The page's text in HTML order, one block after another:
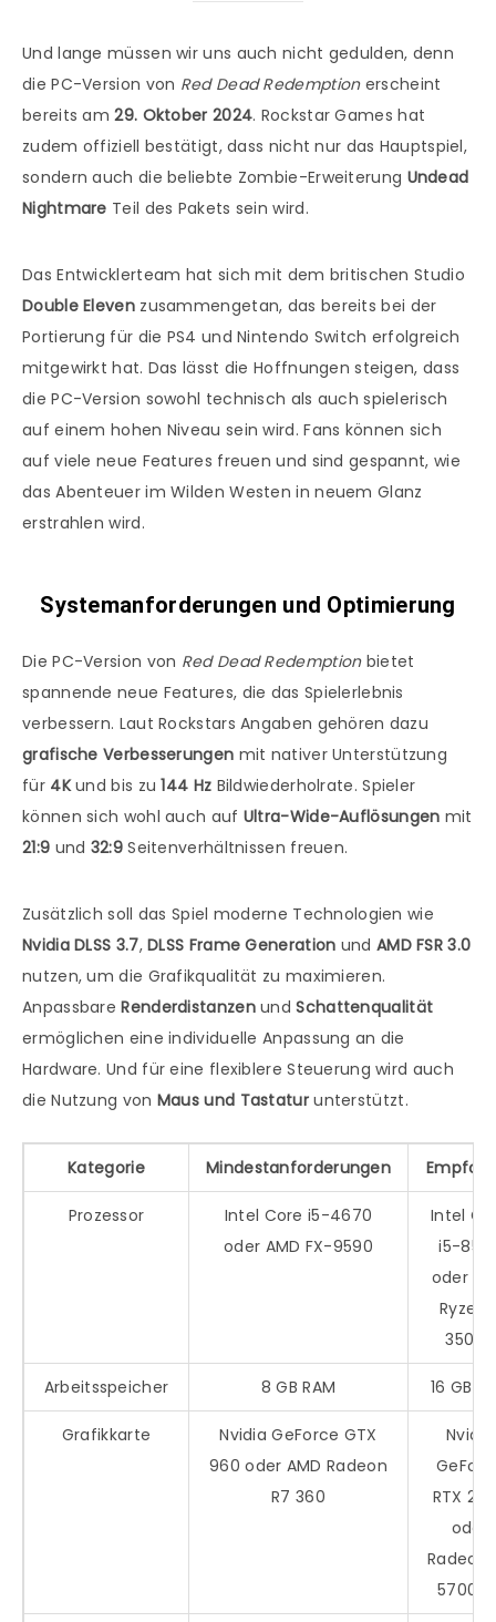
Und lange müssen wir uns auch nicht gedulden, denn
die PC-Version von Red Dead Redemptionerscheint
bereits am29. Oktober 2024. Rockstar Games hat
zudem offiziell bestätigt, dass nicht nur das Hauptspiel,
sondern auch die beliebte Zombie-Erweiterung Undead
Nightmare Teil des Pakets sein wird.
Das Entwicklerteam hat sich mit dem britischen Studio
Double Elevenzusammengetan, das bereits bei der
Portierung für die PS4 und Nintendo Switch erfolgreich
mitgewirkt hat. Das lässt die Hoffnungen steigen, dass
die PC-Version sowohl technisch als auch spielerisch
auf einem hohen Niveau sein wird. Fans können sich
auf viele neue Features freuen und sind gespannt, wie
das Abenteuer im Wilden Westen in neuem Glanz
erstrahlen wird​.
Systemanforderungen und Optimierung
Die PC-Version von Red Dead Redemptionbietet
spannende neue Features, die das Spielerlebnis
verbessern. Laut Rockstars Angaben gehören dazu
grafische Verbesserungen mit nativer Unterstützung
für 4Kund bis zu144 Hz Bildwiederholrate. Spieler
können sich wohl auch auf Ultra-Wide-Auflösungen mit
21:9 und 32:9Seitenverhältnissen freuen.
Zusätzlich soll das Spiel moderne Technologien wie
Nvidia DLSS 3.7,DLSS Frame Generation und AMD FSR 3.0
nutzen, um die Grafikqualität zu maximieren.
AnpassbareRenderdistanzenundSchattenqualität
ermöglichen eine individuelle Anpassung an die
Hardware. Und für eine flexiblere Steuerung wird auch
die Nutzung von Maus und Tastaturunterstützt.
Kategorie Mindestanforderungen
Prozessor
Intel Core i5-4670
oder AMD FX-9590
Intel
i5-
oder
Ryzen
3500X
Arbeitsspeicher 8 GB RAM 16 GB
Grafikkarte
Nvidia GeForce GTX
960 oder AMD Radeon
R7 360
Nvidia
RTX
oder
Radeon
5700